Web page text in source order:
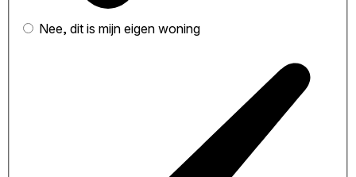
Nee, dit is mijn eigen woning